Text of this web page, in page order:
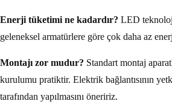
Enerji tüketimi ne kadardır? LED
geleneksel armatürlere göre çok daha az
Montajı zor mudur? Standart montaj
kurulumu pratiktir. Elektrik bağlantısının
tarafından yapılmasını öneririz.